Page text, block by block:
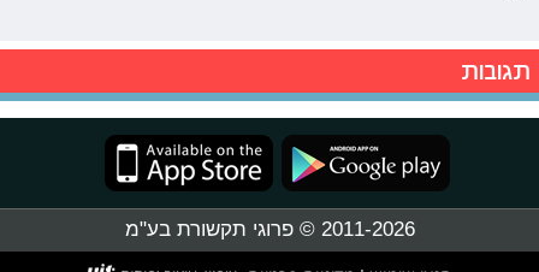
תגובות
2011-2026 © פרוגי תקשורת בע"מ